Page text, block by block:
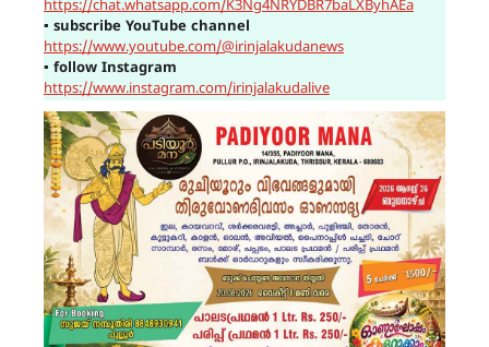
https://chat.whatsapp.com/K3Ng4NRYDBR7baLXByhAEa
▪ subscribe YouTube channel
https://www.youtube.com/@irinjalakudanews
▪ follow Instagram
https://www.instagram.com/irinjalakudalive